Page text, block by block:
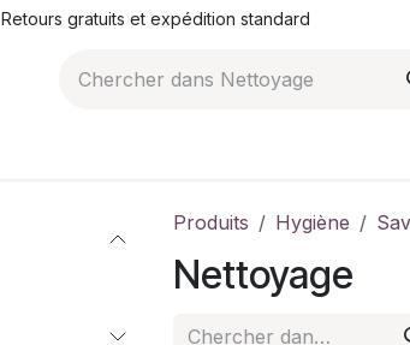
Retours gratuits et expédition standard
Produits Hygiène
Nettoyage